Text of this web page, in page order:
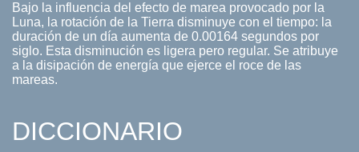
Bajo la influencia del efecto de marea provocado por la
Luna, la rotación de la Tierra disminuye con el tiempo: la
duración de un día aumenta de 0.00164 segundos por
siglo. Esta disminución es ligera pero regular. Se atribuye
a la disipación de energía que ejerce el roce de las
mareas.
DICCIONARIO